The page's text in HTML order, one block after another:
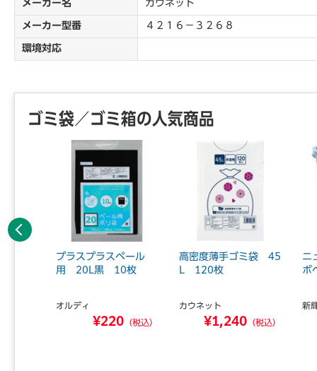
メーカー名 カウネット
メーカー型番 ４２１６－３２６８
環境対応
ゴミ袋／ゴミ箱の人気商品
プラスプラスペール
用 20L黒 10枚
オルディ
¥220 （税込）
高密度薄手ゴミ袋 45
L 120枚
カウネット
¥1,240 （税込）
ニ
ボ
新
前へ